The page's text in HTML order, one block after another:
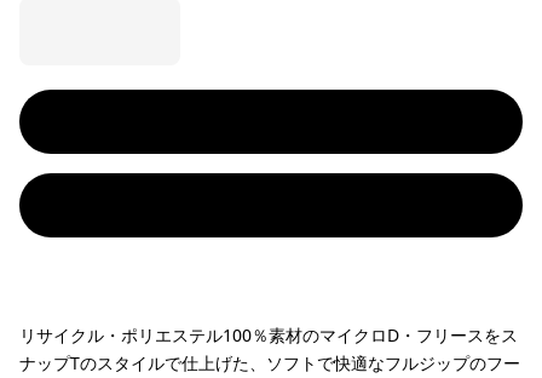
リサイクル・ポリエステル100％素材のマイクロD・フリースをス
ナップTのスタイルで仕上げた、ソフトで快適なフルジップのフー